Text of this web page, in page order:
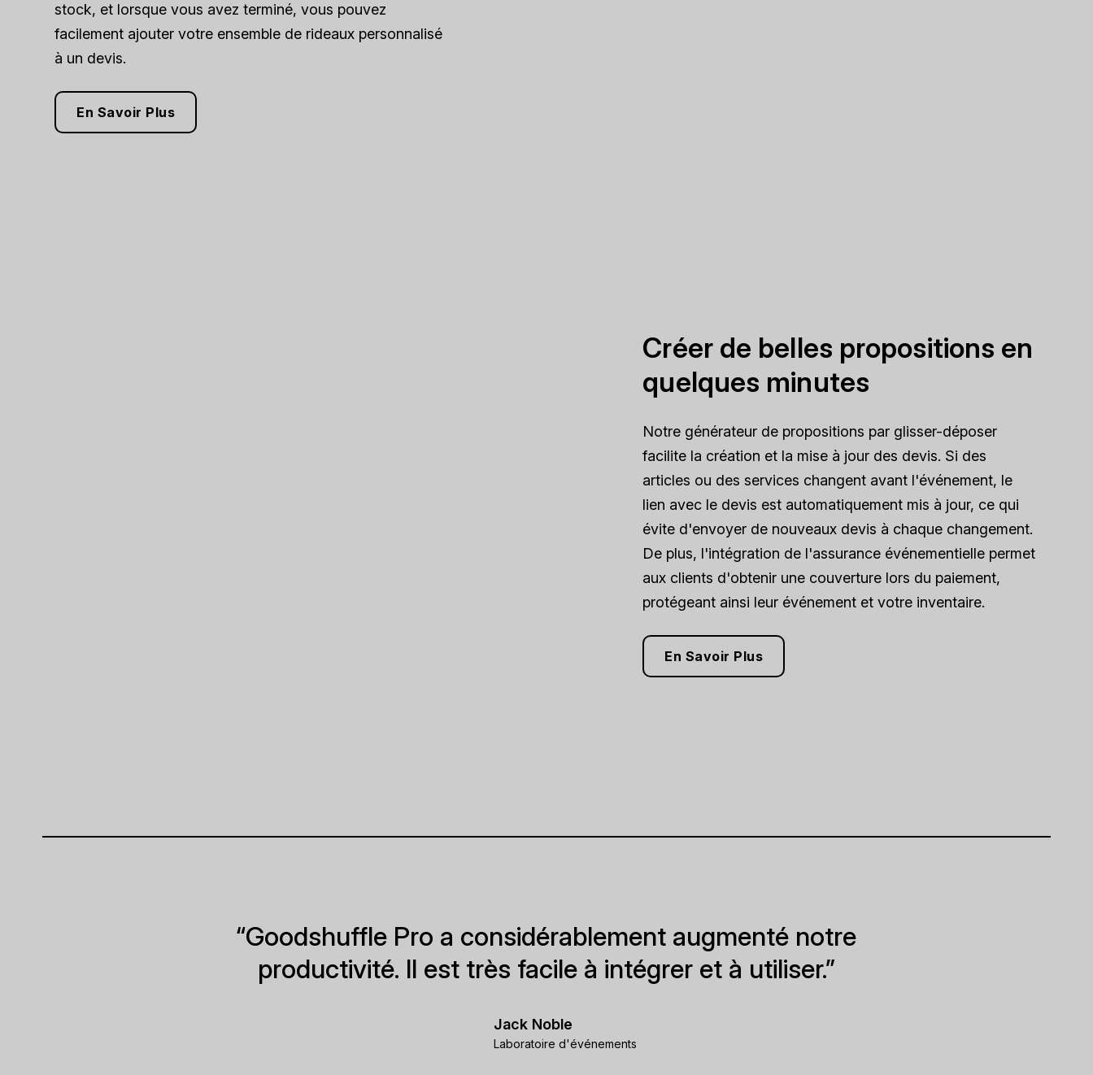
stock, et lorsque vous avez terminé, vous pouvez
facilement ajouter votre ensemble de rideaux personnalisé
à un devis.
En Savoir Plus
Créer de belles propositions en
quelques minutes
Notre générateur de propositions par glisser-déposer
facilite la création et la mise à jour des devis. Si des
articles ou des services changent avant l'événement, le
lien avec le devis est automatiquement mis à jour, ce qui
évite d'envoyer de nouveaux devis à chaque changement.
De plus, l'intégration de l'assurance événementielle permet
aux clients d'obtenir une couverture lors du paiement,
protégeant ainsi leur événement et votre inventaire.
En Savoir Plus
“Goodshuffle Pro a considérablement augmenté notre
productivité. Il est très facile à intégrer et à utiliser.”
Jack Noble
Laboratoire d'événements